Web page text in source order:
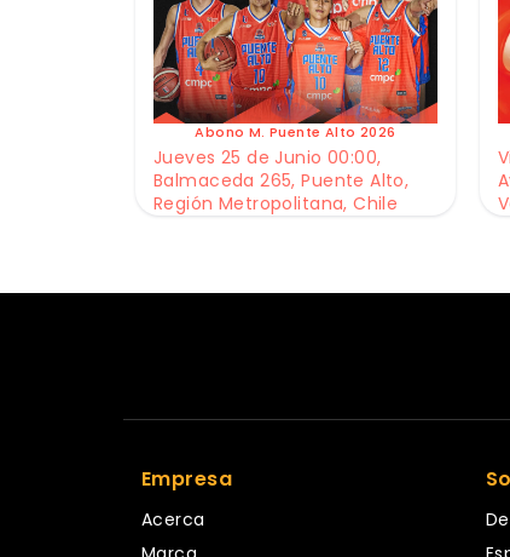
Abono M. Puente Alto 2026
Jueves 25 de Junio 00:00,
Balmaceda 265, Puente Alto,
Región Metropolitana, Chile
Empresa
Acerca